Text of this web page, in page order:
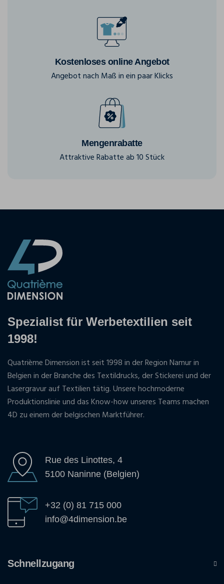
Kostenloses online Angebot
Angebot nach Maß in ein paar Klicks
Mengenrabatte
Attraktive Rabatte ab 10 Stück
Spezialist für Werbetextilien seit
1998!
Quatrième Dimension ist seit 1998 in der Region Namur in
Belgien in der Branche des Textildrucks, der Stickerei und der
Lasergravur auf Textilien tätig. Unsere hochmoderne
Produktionslinie und das Know-how unseres Teams machen
4D zu einem der belgischen Marktführer.
Rue des Linottes, 4
5100 Naninne (Belgien)
+32 (0) 81 715 000
info@4dimension.be
Schnellzugang